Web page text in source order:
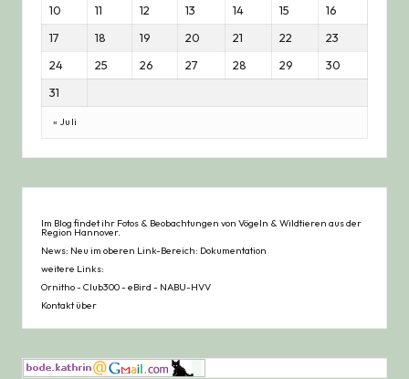
10
11 12 13 14 15
16
17
18 19 20 21 22
23
24
25 26 27 28 29
30
31
« Juli
Im Blog findet ihr Fotos & Beobachtungen von Vögeln & Wildtieren aus der
Region Hannover.
News: Neu im oberen Link-Bereich: Dokumentation
weitere Links:
Ornitho-Club300-eBird - NABU-HVV
Kontakt über